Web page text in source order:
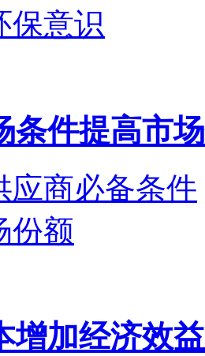
保意识
条件提高市
应商必备条件
份额
增加经济效益